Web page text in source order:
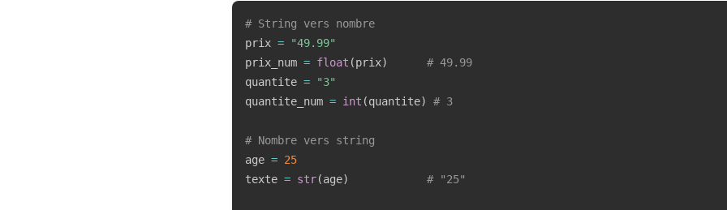
# String vers nombre
prix =
"49.99"
prix_num = float (prix)
# 49.99
quantite =
"3"
quantite_num = int (quantite) # 3
# Nombre vers string
age = 25
texte = str(age) # "25"